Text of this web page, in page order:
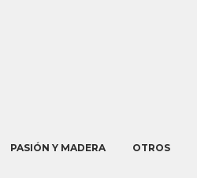
PASIÓN Y MADERA OTROS